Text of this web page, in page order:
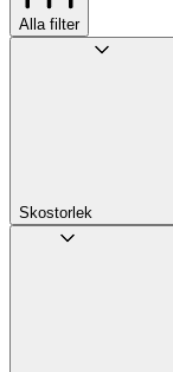
Alla filter
Skostorlek